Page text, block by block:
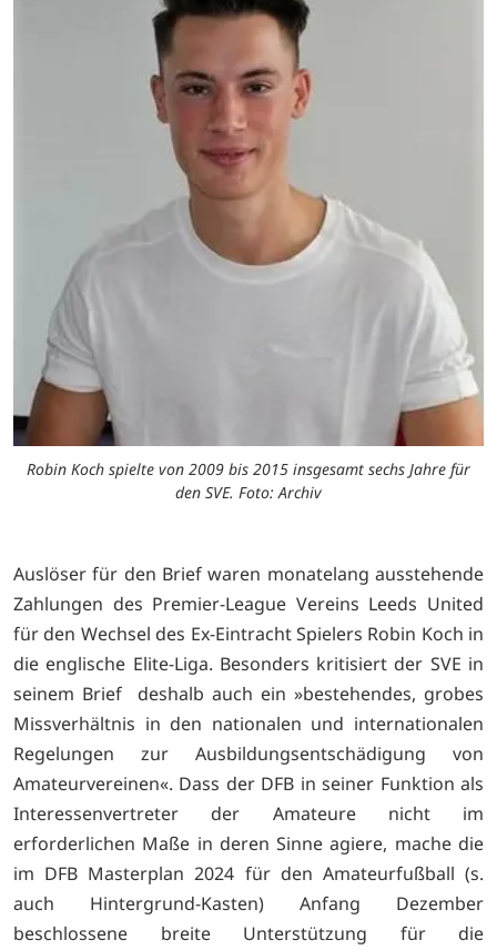
Robin Koch spielte von 2009 bis 2015 insgesamt sechs Jahre für
den SVE. Foto: Archiv
Auslöser für den Brief waren monatelang ausstehende
Zahlungen des Premier-League Vereins Leeds United
für den Wechsel des Ex-Eintracht Spielers Robin Koch in
die englische Elite-Liga. Besonders kritisiert der SVE in
seinem Brief deshalb auch ein »bestehendes, grobes
Missverhältnis in den nationalen und internationalen
Regelungen zur Ausbildungsentschädigung von
Amateurvereinen«. Dass der DFB in seiner Funktion als
Interessenvertreter der Amateure nicht im
erforderlichen Maße in deren Sinne agiere, mache die
im DFB Masterplan 2024 für den Amateurfußball (s.
auch Hintergrund-Kasten) Anfang Dezember
beschlossene breite Unterstützung für die